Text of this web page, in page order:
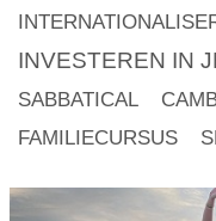
INVESTEREN IN
SABBATICAL
FAMILIECURSUS
read